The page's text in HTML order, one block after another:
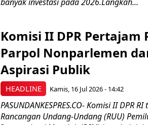
HEADLINE
Komisi II DPR Pertajam
Parpol Nonparlemen
Aspirasi Publik
Kamis, 16 Jul 2026 - 14:42
PASUNDANKESPRES.CO- Komisi II DPR
Rancangan Undang-Undang (RUU)